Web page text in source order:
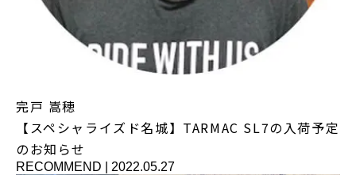
完戸 嵩穂
【スペシャライズド名城】TARMAC SL7の入荷予定
のお知らせ
RECOMMEND 2022.05.27